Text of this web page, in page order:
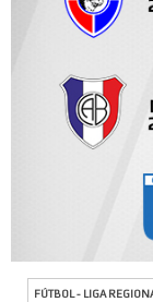
FÚTBOL - LIGA